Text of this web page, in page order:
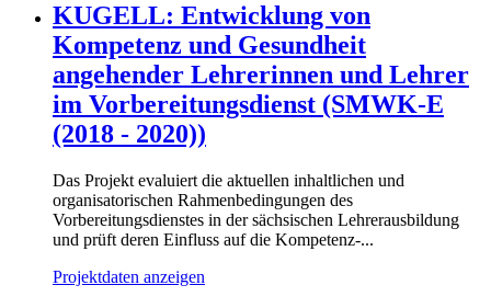
KUGELL: Entwicklung von
Kompetenz und Gesundheit
angehender Lehrerinnen und Lehrer
im Vorbereitungsdienst (SMWK-E
(2018 - 2020))
Das Projekt evaluiert die aktuellen inhaltlichen und
organisatorischen Rahmenbedingungen des
Vorbereitungsdienstes in der sächsischen Lehrerausbildung
und prüft deren Einfluss auf die Kompetenz-...
Projektdaten anzeigen